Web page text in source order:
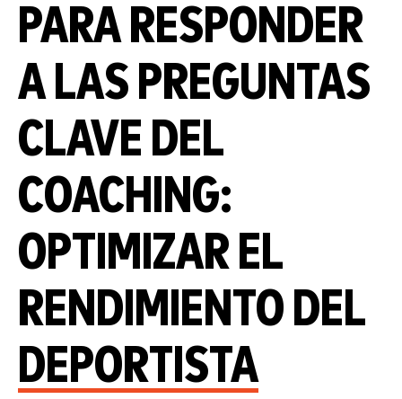
PARA RESPONDER
A LAS PREGUNTAS
CLAVE DEL
COACHING:
OPTIMIZAR EL
RENDIMIENTO DEL
DEPORTISTA